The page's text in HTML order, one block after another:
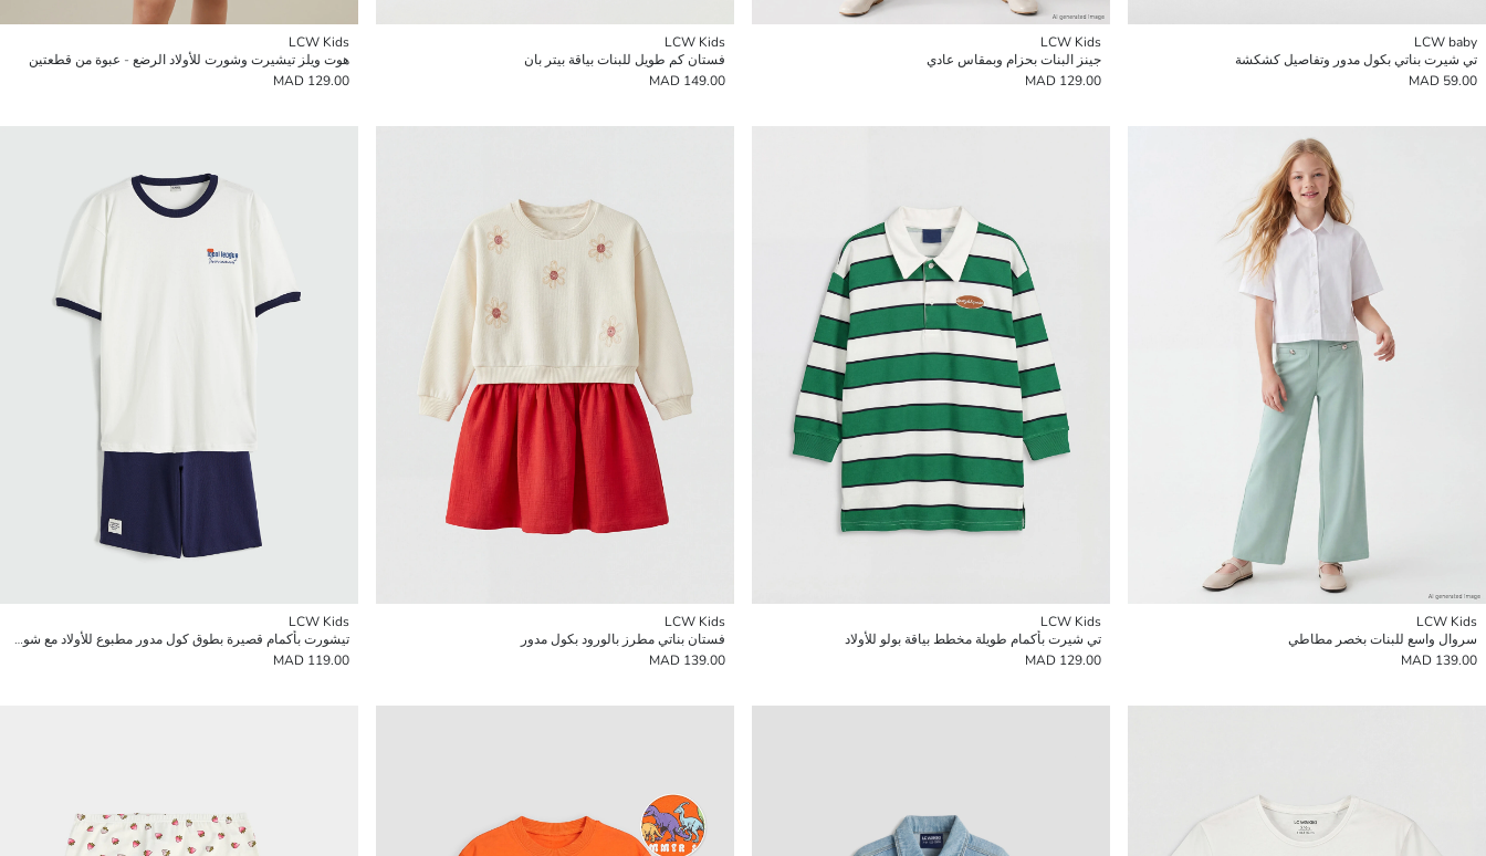
LCW baby
تي شيرت بناتي بكول مدور وتفاصيل كشكشة
59.00 MAD
LCW Kids
جينز البنات بحزام وبمقاس عادي
129.00 MAD
LCW Kids
فستان كم طويل للبنات بياقة بيتر بان
149.00 MAD
LCW Kids
هوت ويلز تيشيرت وشورت للأولاد الرضع - عبوة من قطعتين
129.00 MAD
LCW Kids
سروال واسع للبنات بخصر مطاطي
139.00 MAD
LCW Kids
تي شيرت بأكمام طويلة مخطط بياقة بولو للأولاد
129.00 MAD
LCW Kids
فستان بناتي مطرز بالورود بكول مدور
139.00 MAD
LCW Kids
تيشورت بأكمام قصيرة بطوق كول مدور مطبوع للأولاد مع شورت
119.00 MAD